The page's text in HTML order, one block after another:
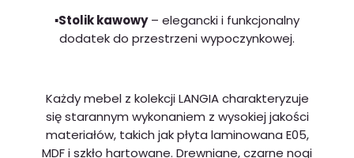
▪️Stolik kawowy– elegancki i funkcjonalny
dodatek do przestrzeni wypoczynkowej.
Każdy mebel z kolekcji LANGIA charakteryzuje
się starannym wykonaniem z wysokiej jakości
materiałów, takich jak płyta laminowana E05,
MDF i szkło hartowane. Drewniane, czarne nogi